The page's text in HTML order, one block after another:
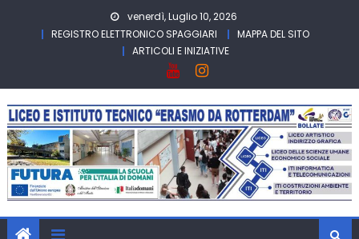
venerdì, Luglio 10, 2026
REGISTRO ELETTRONICO SPAGGIARI
MAPPA DEL SITO
ARTICOLI E INIZIATIVE